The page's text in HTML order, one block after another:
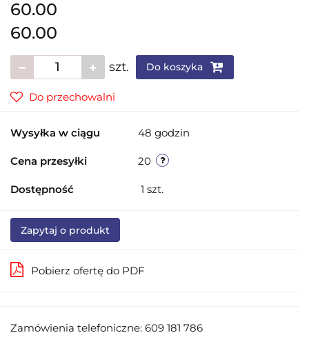
60.00
60.00
szt. Do koszyka
Do przechowalni
Wysyłka w ciągu 48 godzin
Cena przesyłki 20
Dostępność 1 szt.
Zapytaj o produkt
Pobierz ofertę do PDF
Zamówienia telefoniczne: 609 181 786